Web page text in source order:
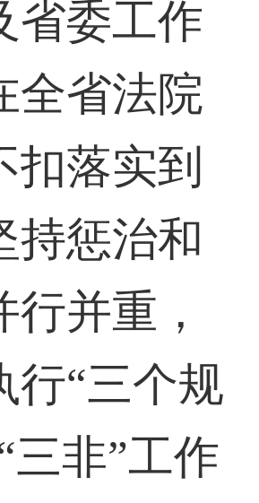
省委工作
全省法院
扣落实到
持惩治和
并重，
行“三个规
三非”工作